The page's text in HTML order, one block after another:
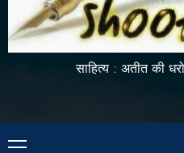
साहित्य : अतीत की